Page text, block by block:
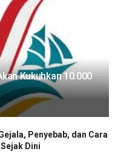
Kukuhkan 10.000
Penyebab, dan Cara
Dini